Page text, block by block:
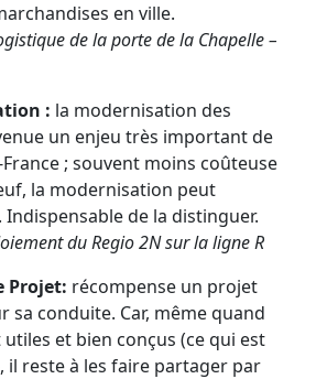
en ville.
de la porte de la Chapelle –
: la modernisation des
un enjeu très important de
France ; souvent moins coûteuse
la modernisation peut
de la distinguer.
du Regio 2N sur la ligne R
Projet: récompense un projet
sa conduite. Car, même quand
et bien conçus (ce qui est
il reste à les faire partager par